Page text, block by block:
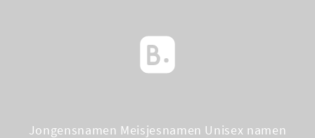
Jongensnamen Meisjesnamen Unisex namen